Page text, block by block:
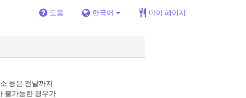
도움 한국어 마이 페이지
등은 전날까지
불가능한 경우가